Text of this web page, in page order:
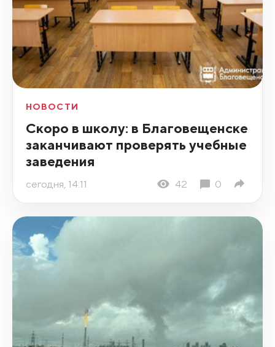
НОВОСТИ
Скоро в школу: в Благовещенске
заканчивают проверять учебные
заведения
сегодня, 14:11 42 0